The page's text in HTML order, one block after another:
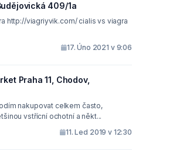
409/1a
cialis vs viagra
17. Úno 2021 v 9:06
Praha 11, Chodov,
nakupovat celkem často,
vstřícní ochotní a někt...
11. Led 2019 v 12:30